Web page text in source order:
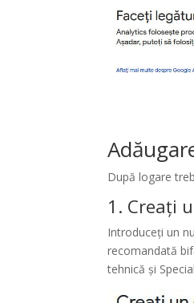
După logare
1. Creați
Introduceți un
recomandată
tehnică și